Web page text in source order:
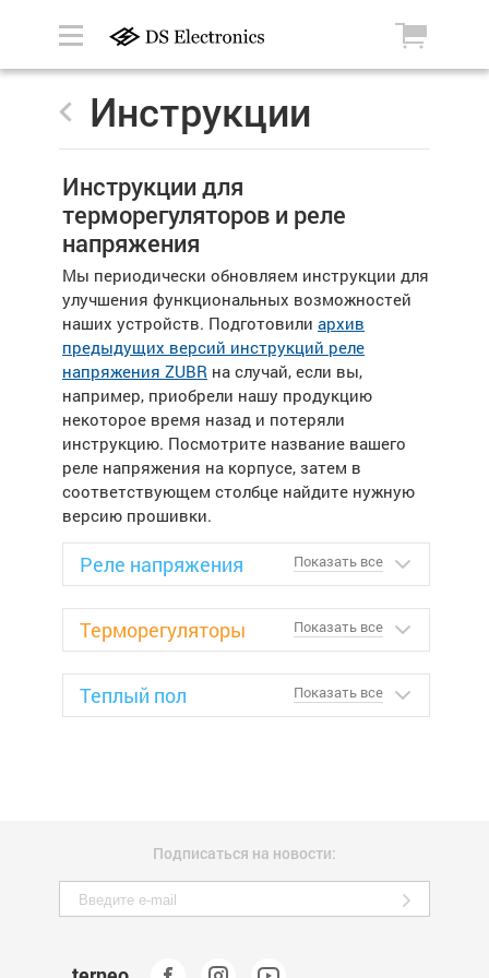
Инструкции
Инструкции для
терморегуляторов и реле
напряжения
Мы периодически обновляем инструкции для
улучшения функциональных возможностей
наших устройств. Подготовили архив
предыдущих версий инструкций реле
напряжения ZUBR на случай, если вы,
например, приобрели нашу продукцию
некоторое время назад и потеряли
инструкцию. Посмотрите название вашего
реле напряжения на корпусе, затем в
соответствующем столбце найдите нужную
версию прошивки.
Реле напряжения Показать все
Терморегуляторы Показать все
Теплый пол Показать все
Подписаться на новости: